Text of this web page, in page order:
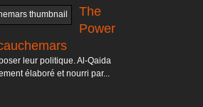
The
Power
leur politique. Al-Qaida
élaboré et nourri par...